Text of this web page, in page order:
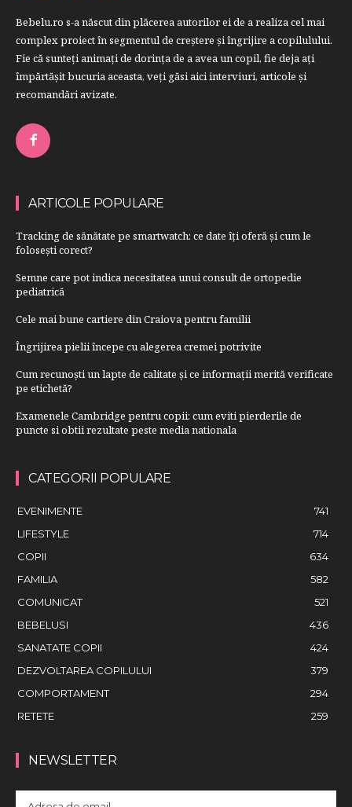
Bebelu.ro s-a născut din plăcerea autorilor ei de a realiza cel mai
complex proiect în segmentul de creştere şi îngrijire a copilulului.
Fie că sunteţi animaţi de dorinţa de a avea un copil, fie deja aţi
împărtăşit bucuria aceasta, veți găsi aici interviuri, articole şi
recomandări avizate.
ARTICOLE POPULARE
Tracking de sănătate pe smartwatch: ce date îți oferă și cum le
folosești corect?
Semne care pot indica necesitatea unui consult de ortopedie
pediatrică
Cele mai bune cartiere din Craiova pentru familii
Îngrijirea pielii începe cu alegerea cremei potrivite
Cum recunoști un lapte de calitate și ce informații merită verificate
pe etichetă?
Examenele Cambridge pentru copii: cum eviti pierderile de
puncte si obtii rezultate peste media nationala
CATEGORII POPULARE
EVENIMENTE
741
LIFESTYLE
714
COPII
634
FAMILIA
582
COMUNICAT
521
BEBELUSI
436
SANATATE COPII
424
DEZVOLTAREA COPILULUI
379
COMPORTAMENT
294
RETETE
259
NEWSLETTER